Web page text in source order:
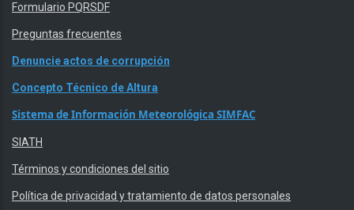
Formulario PQRSDF
Preguntas frecuentes
Denuncie actos de corrupción
Concepto Técnico de Altura
Sistema de Información Meteorológica SIMFAC
SIATH
Términos y condiciones del sitio
Política de privacidad y tratamiento de datos personales